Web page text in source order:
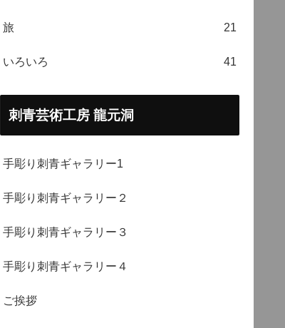
旅 21
いろいろ 41
刺青芸術工房 龍元洞
手彫り刺青ギャラリー1
手彫り刺青ギャラリー２
手彫り刺青ギャラリー３
手彫り刺青ギャラリー４
ご挨拶